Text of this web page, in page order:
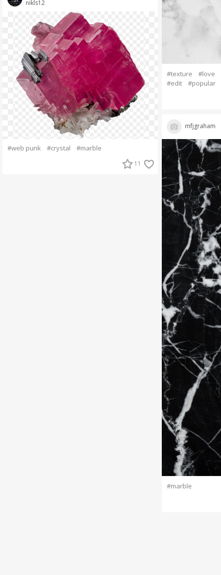
nikls12
#web punk #crystal #marble
11
#texture #love
#edit
#popular
mfjgraham
#marble